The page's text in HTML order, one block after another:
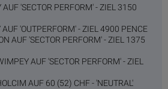
AUF 'SECTOR PERFORM' - ZIEL 3150
AUF 'OUTPERFORM' - ZIEL 4900 PENCE
AUF 'SECTOR PERFORM' - ZIEL 1375
AUF 'SECTOR PERFORM' - ZIEL
AUF 60 (52) CHF - 'NEUTRAL'